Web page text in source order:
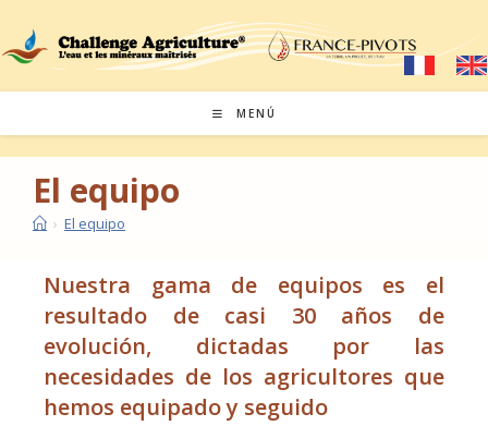
MENÚ
El equipo
› El equipo
Nuestra gama de equipos es el
resultado de casi 30 años de
evolución, dictadas por las
necesidades de los agricultores que
hemos equipado y seguido